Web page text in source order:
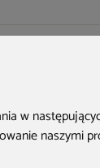
w
naszymi